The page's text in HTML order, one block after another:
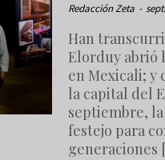
Redacción Zeta -
Han
Elorduy abrió
en Mexicali; y
la capital del
septiembre,
festejo para
generaciones